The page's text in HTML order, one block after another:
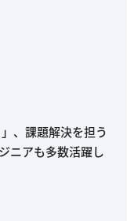
、課題解決を担う
ニアも多数活躍し